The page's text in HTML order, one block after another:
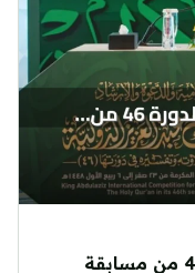
انطلاق التصفيات الأولية للدورة 46 من مسابقة